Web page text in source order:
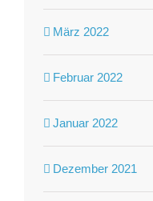
März 2022
Februar 2022
Januar 2022
Dezember 2021